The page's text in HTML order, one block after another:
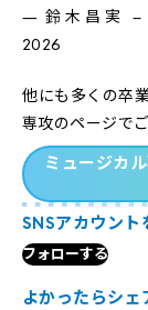
— 鈴木昌実 –
2026
他にも多くの卒
専攻のページで
ミュージカ
SNSアカウント
フォローする
よかったらシェ